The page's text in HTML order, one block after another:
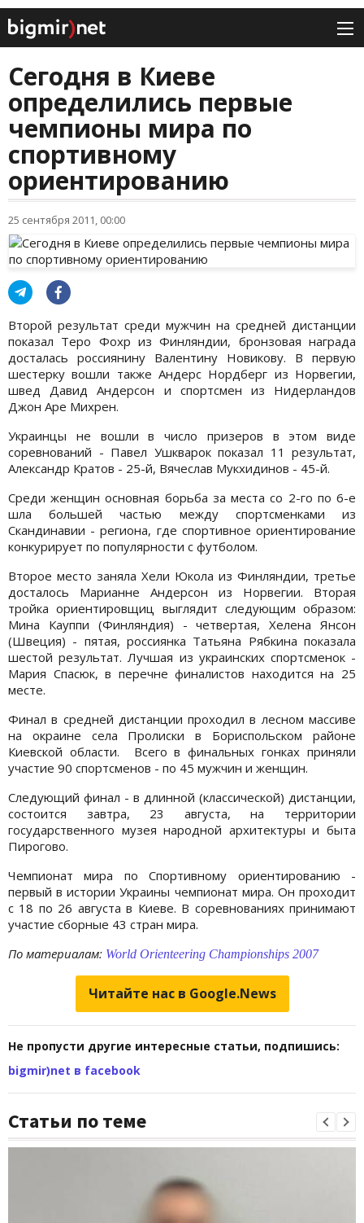
Сегодня в Киеве
определились первые
чемпионы мира по
спортивному
ориентированию
25 сентября 2011, 00:00
Второй результат среди мужчин на средней дистанции
показал Теро Фохр из Финляндии, бронзовая награда
досталась россиянину Валентину Новикову. В первую
шестерку вошли также Андерс Нордберг из Норвегии,
швед Давид Андерсон и спортсмен из Нидерландов
Джон Аре Михрен.
Украинцы не вошли в число призеров в этом виде
соревнований - Павел Ушкварок показал 11 результат,
Александр Кратов - 25-й, Вячеслав Мукхидинов - 45-й.
Среди женщин основная борьба за места со 2-го по 6-е
шла большей частью между спортсменками из
Скандинавии - региона, где спортивное ориентирование
конкурирует по популярности с футболом.
Второе место заняла Хели Юкола из Финляндии, третье
досталось Марианне Андерсон из Норвегии. Вторая
тройка ориентировщиц выглядит следующим образом:
Мина Кауппи (Финляндия) - четвертая, Хелена Янсон
(Швеция) - пятая, россиянка Татьяна Рябкина показала
шестой результат. Лучшая из украинских спортсменок -
Мария Спасюк, в перечне финалистов находится на 25
месте.
Финал в средней дистанции проходил в лесном массиве
на окраине села Пролиски в Бориспольском районе
Киевской области. Всего в финальных гонках приняли
участие 90 спортсменов - по 45 мужчин и женщин.
Следующий финал - в длинной (классической) дистанции,
состоится завтра, 23 августа, на территории
государственного музея народной архитектуры и быта
Пирогово.
Чемпионат мира по Спортивному ориентированию -
первый в истории Украины чемпионат мира. Он проходит
с 18 по 26 августа в Киеве. В соревнованиях принимают
участие сборные 43 стран мира.
По материалам: World Orienteering Championships 2007
Читайте нас в Google.News
Не пропусти другие интересные статьи, подпишись:
bigmir)net в facebook
Статьи по теме